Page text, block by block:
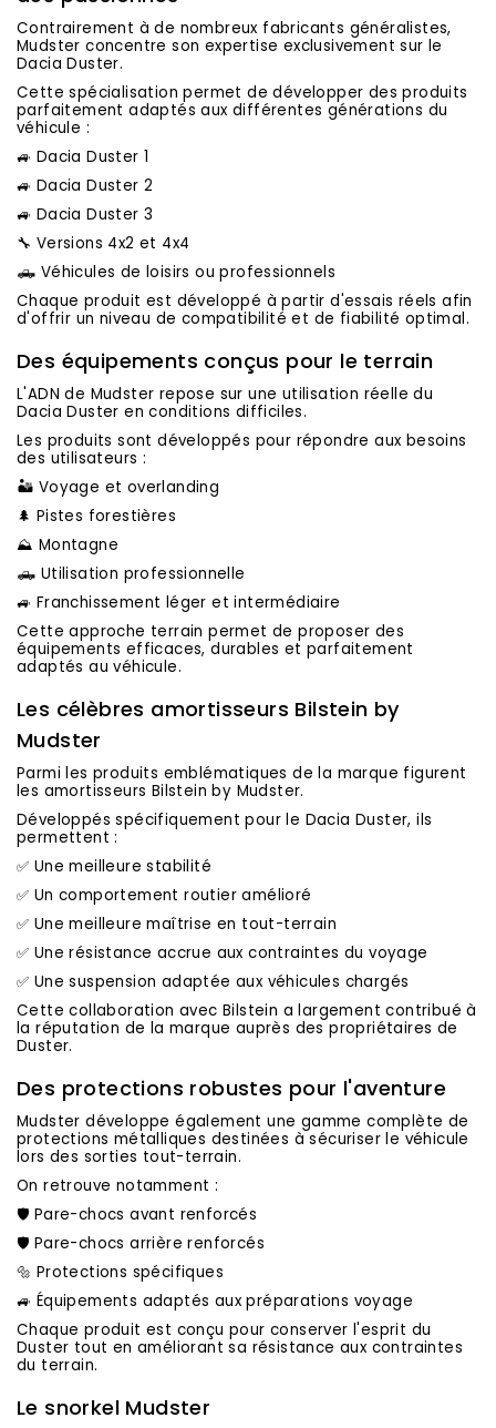
Contrairement à de nombreux fabricants généralistes,
Mudster concentre son expertise exclusivement sur le
Dacia Duster.
Cette spécialisation permet de développer des produits
parfaitement adaptés aux différentes générations du
véhicule :
🚙 Dacia Duster 1
🚙 Dacia Duster 2
🚙 Dacia Duster 3
🔧 Versions 4x2 et 4x4
🛻 Véhicules de loisirs ou professionnels
Chaque produit est développé à partir d'essais réels afin
d'offrir un niveau de compatibilité et de fiabilité optimal.
Des équipements conçus pour le terrain
L'ADN de Mudster repose sur une utilisation réelle du
Dacia Duster en conditions difficiles.
Les produits sont développés pour répondre aux besoins
des utilisateurs :
🏜️ Voyage et overlanding
🌲 Pistes forestières
⛰️ Montagne
🛻 Utilisation professionnelle
🚙 Franchissement léger et intermédiaire
Cette approche terrain permet de proposer des
équipements efficaces, durables et parfaitement
adaptés au véhicule.
Les célèbres amortisseurs Bilstein by
Mudster
Parmi les produits emblématiques de la marque figurent
les amortisseurs Bilstein by Mudster.
Développés spécifiquement pour le Dacia Duster, ils
permettent :
✅ Une meilleure stabilité
✅ Un comportement routier amélioré
✅ Une meilleure maîtrise en tout-terrain
✅ Une résistance accrue aux contraintes du voyage
✅ Une suspension adaptée aux véhicules chargés
Cette collaboration avec Bilstein a largement contribué à
la réputation de la marque auprès des propriétaires de
Duster.
Des protections robustes pour l'aventure
Mudster développe également une gamme complète de
protections métalliques destinées à sécuriser le véhicule
lors des sorties tout-terrain.
On retrouve notamment :
🛡️ Pare-chocs avant renforcés
🛡️ Pare-chocs arrière renforcés
🔩 Protections spécifiques
🚙 Équipements adaptés aux préparations voyage
Chaque produit est conçu pour conserver l'esprit du
Duster tout en améliorant sa résistance aux contraintes
du terrain.
Le snorkel Mudster